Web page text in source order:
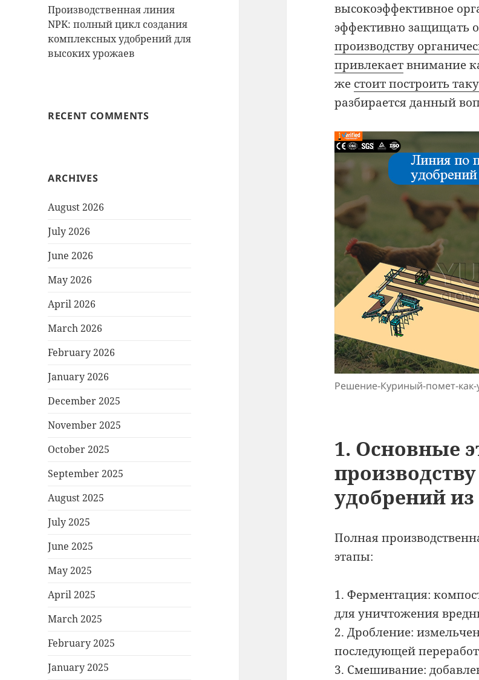
Производственная линия
NPK: полный цикл создания
комплексных удобрений для
высоких урожаев
RECENT COMMENTS
ARCHIVES
August 2026
July 2026
June 2026
May 2026
April 2026
March 2026
February 2026
January 2026
December 2025
November 2025
October 2025
September 2025
August 2025
July 2025
June 2025
May 2025
April 2025
March 2025
February 2025
January 2025
высокоэффективное
эффективно защищать
производству
привлекаетвнимание
же стоит построить
разбирается данный
Решение-Куриный-помет-
1. Основные
удобрений
Полная
этапы:
1. Ферментация:
для уничтожения
2. Дробление:
последующей
3. Смешивание: